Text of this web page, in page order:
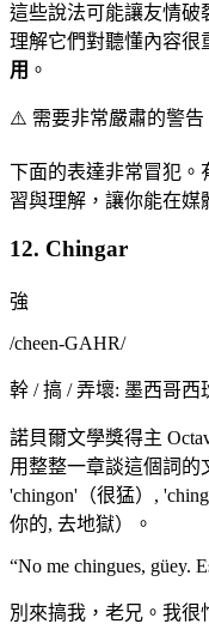
這些說法可能讓友情破
理解它們對聽懂內容很
用 。
⚠️ 需要非常嚴肅的警告
下面的表達非常冒犯。
習與理解，讓你能在媒
12. Chingar
強
/cheen-GAHR/
幹 / 搞 / 弄壞: 墨西哥西
諾貝爾文學獎得主
用整整一章談這個詞的
'chingon'（很猛）,
你的, 去地獄）。
“No me chingues, güey.
別來搞我，老兄。我很